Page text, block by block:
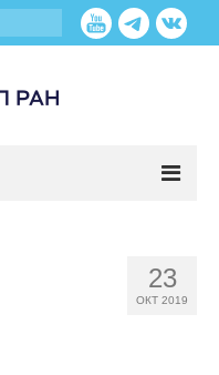
23
ОКТ 2019